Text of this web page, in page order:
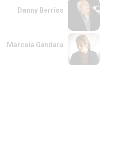
Danny Berríos
Marcela Gandara